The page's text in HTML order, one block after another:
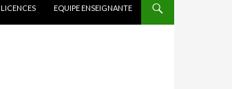
EQUIPE ENSEIGNANTE